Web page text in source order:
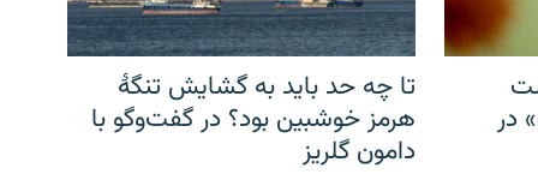
در
تا چه حد باید به گشایش تنگهٔ
هرمز خوشبین بود؟ در گفت‌وگو با
دامون گلریز